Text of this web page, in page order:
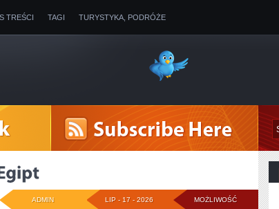
TREŚCI TAGI TURYSTYKA, PODRÓŻE
MOŻLIWOŚĆ
LIP - 17 - 2026
ADMIN